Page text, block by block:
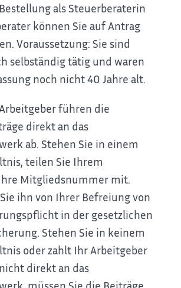
als Steuerberaterin
können Sie auf Antrag
Voraussetzung: Sie sind
selbständig tätig und waren
noch nicht 40 Jahre alt.
führen die
direkt an das
ab. Stehen Sie in einem
teilen Sie Ihrem
Mitgliedsnummer mit.
ihn von Ihrer Befreiung von
in der gesetzlichen
Stehen Sie in keinem
oder zahlt Ihr Arbeitgeber
direkt an das